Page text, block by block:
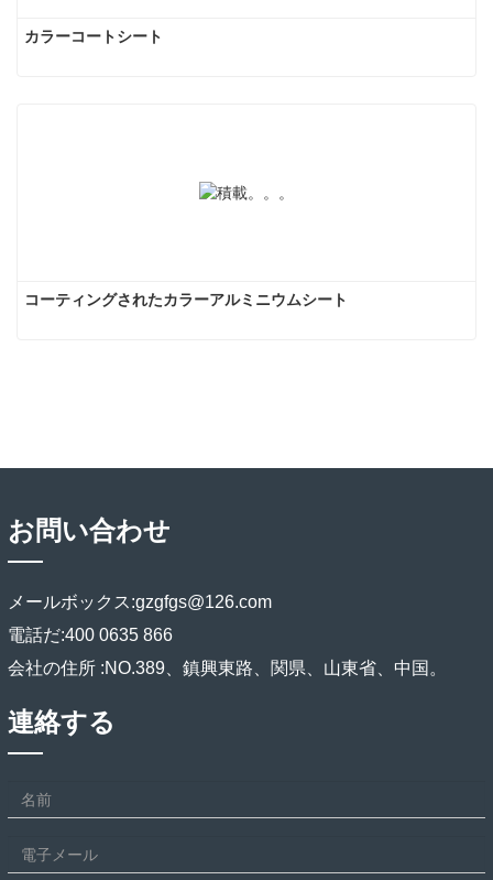
カラーコートシート
コーティングされたカラーアルミニウムシート
お問い合わせ
メールボックス:gzgfgs@126.com
電話だ:400 0635 866
会社の住所 :NO.389、鎮興東路、関県、山東省、中国。
連絡する